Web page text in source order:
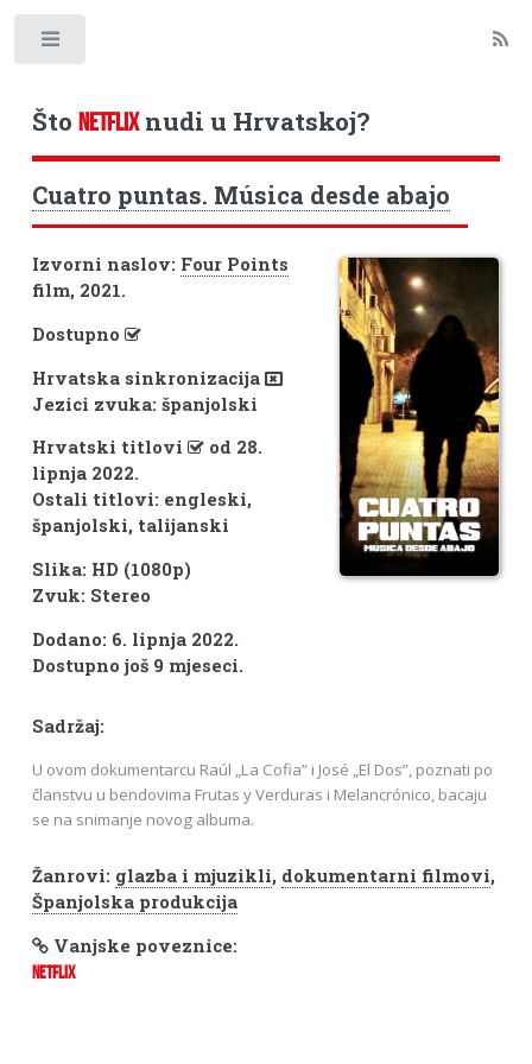
Što NETFLIXnudi u Hrvatskoj?
Cuatro puntas. Música desde abajo
Izvorni naslov: Four Points
film, 2021.
Dostupno
Hrvatska sinkronizacija
Jezici zvuka: španjolski
Hrvatski titlovi
od 28.
lipnja 2022.
Ostali titlovi: engleski,
španjolski, talijanski
Slika: HD (1080p)
Zvuk: Stereo
Dodano: 6. lipnja 2022.
Dostupno još 9 mjeseci.
Sadržaj:
U ovom dokumentarcu Raúl „La Cofia” i José „El Dos”, poznati po
članstvu u bendovima Frutas y Verduras i Melancrónico, bacaju
se na snimanje novog albuma.
Žanrovi: glazba i mjuzikli, dokumentarni filmovi,
Španjolska produkcija
Vanjske poveznice:
NETFLIX